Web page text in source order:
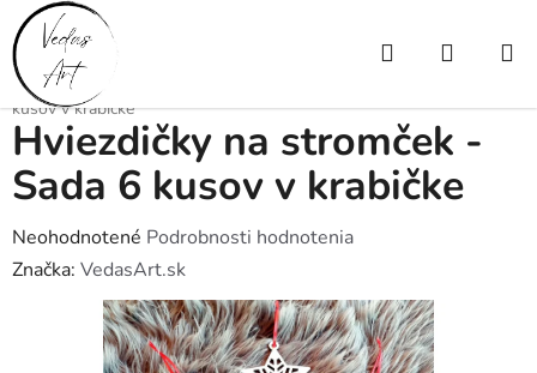
Prejsť
na
obsah
Hľadať
Domov
/ Drevené výrobky
kusov v krabičke
Hviezdičky na stromček -
Sada 6 kusov v krabičke
Priemerné
hodnotenie
Neohodnotené Podrobnosti hodnotenia
Značka: VedasArt.sk